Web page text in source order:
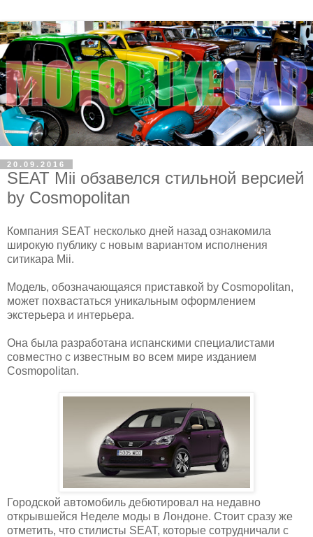
20.09.2016
SEAT Mii обзавелся стильной версией
by Cosmopolitan
Компания SEAT несколько дней назад ознакомила
широкую публику с новым вариантом исполнения
ситикара Mii.
Модель, обозначающаяся приставкой by Cosmopolitan,
может похвастаться уникальным оформлением
экстерьера и интерьера.
Она была разработана испанскими специалистами
совместно с известным во всем мире изданием
Cosmopolitan.
Городской автомобиль дебютировал на недавно
открывшейся Неделе моды в Лондоне. Стоит сразу же
отметить, что стилисты SEAT, которые сотрудничали с